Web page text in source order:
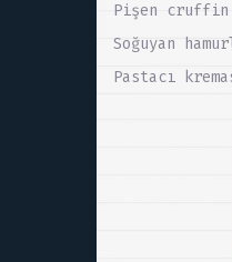
Pişen cruffin
Soğuyan
Pastacı